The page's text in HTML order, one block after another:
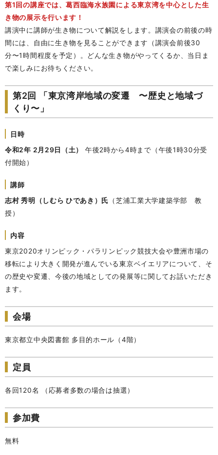
第1回の講座では、葛西臨海水族園による東京湾を中心とした生
き物の展示を行います！
講演中に講師が生き物について解説をします。講演会の前後の時
間には、自由に生き物を見ることができます（講演会前後30
分〜1時間程度を予定）。どんな生き物がやってくるか、当日ま
で楽しみにお待ちください。
第2回 「東京湾岸地域の変遷 〜歴史と地域づ
くり〜」
日時
令和2年 2月29日（土）
午後2時から4時まで（午後1時30分受
付開始）
講師
志村 秀明（しむら ひであき）氏 （芝浦工業大学建築学部 教
授）
内容
東京2020オリンピック・パラリンピック競技大会や豊洲市場の
移転により大きく開発が進んでいる東京ベイエリアについて、そ
の歴史や変遷、今後の地域としての発展等に関してお話いただき
ます。
会場
東京都立中央図書館 多目的ホール（4階）
定員
各回120名 （応募者多数の場合は抽選）
参加費
無料